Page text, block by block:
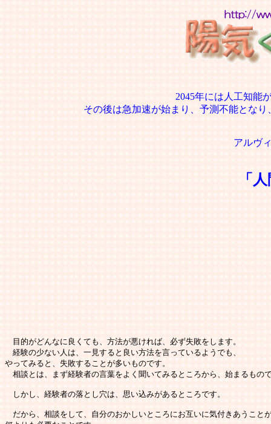
2045年には人工知能
その後は急加速が始まり、予測不能とな
アルヴ
「
目的がどんなに良くても、方法が悪ければ、必ず失敗をします。
経験の少ない人は、一見すると良い方法を言っているようでも、
やってみると、失敗することが多いものです。
相談とは、まず経験者の言葉をよく聞いてみるところから、始まるもの
しかし、経験者の落とし穴は、思い込みがあるところです。
だから、相談をして、自分のおかしいところにお互いに気付きあうこと